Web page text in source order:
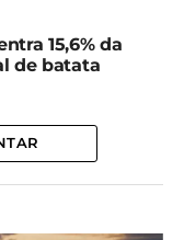
por enchentes
da Feira
do Paraná
15,6% da
de batata